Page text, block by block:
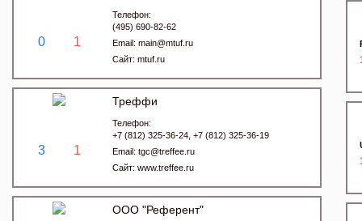
0 1
Телефон:
(495) 690-82-62
Email: main@mtuf.ru
Сайт: mtuf.ru
3 1
Треффи
Телефон:
+7 (812) 325-36-24, +7 (812) 325-36-19
Email: tgc@treffee.ru
Сайт: www.treffee.ru
ООО "Референт"